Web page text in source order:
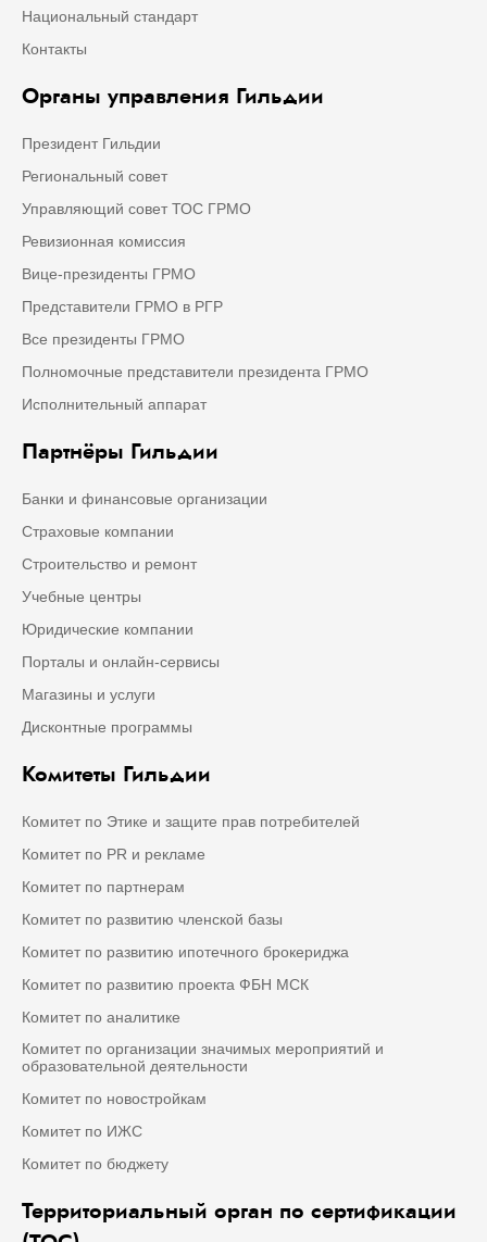
Национальный стандарт
Контакты
Органы управления Гильдии
Президент Гильдии
Региональный совет
Управляющий совет ТОС ГРМО
Ревизионная комиссия
Вице-президенты ГРМО
Представители ГРМО в РГР
Все президенты ГРМО
Полномочные представители президента ГРМО
Исполнительный аппарат
Партнёры Гильдии
Банки и финансовые организации
Страховые компании
Строительство и ремонт
Учебные центры
Юридические компании
Порталы и онлайн-сервисы
Магазины и услуги
Дисконтные программы
Комитеты Гильдии
Комитет по Этике и защите прав потребителей
Комитет по PR и рекламе
Комитет по партнерам
Комитет по развитию членской базы
Комитет по развитию ипотечного брокериджа
Комитет по развитию проекта ФБН МСК
Комитет по аналитике
Комитет по организации значимых мероприятий и
образовательной деятельности
Комитет по новостройкам
Комитет по ИЖС
Комитет по бюджету
Территориальный орган по сертификации